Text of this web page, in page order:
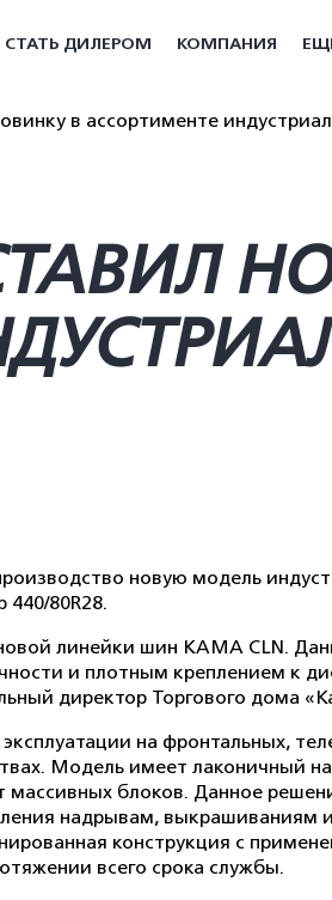
СТАТЬ ДИЛЕРОМ КОМПАНИЯ
в ассортименте
новую модель
440/80R28.
линейки шин KAMA CLN.
и плотным креплением к
директор Торгового дома
на фронтальных,
Модель имеет лаконичный
блоков. Данное
надрывам, выкрашиваниям
конструкция с
всего срока службы.